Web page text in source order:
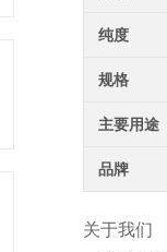
纯度
规格
主要用途
品牌
关于我们